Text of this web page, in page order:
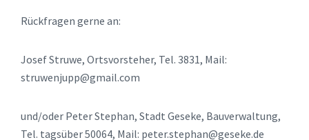
Rückfragen gerne an:
Josef Struwe, Ortsvorsteher, Tel. 3831, Mail:
struwenjupp@gmail.com
und/oder Peter Stephan, Stadt Geseke, Bauverwaltung,
Tel. tagsüber 50064, Mail: peter.stephan@geseke.de